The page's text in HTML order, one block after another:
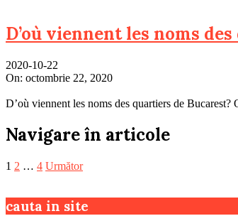
D’où viennent les noms
2020-10-22
On: octombrie 22, 2020
D’où viennent les noms des quartiers de
Navigare în articole
1 2 … 4 Următor
cauta in site